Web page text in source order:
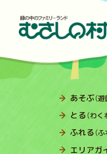
あそぶ（
とる（わ
ふれる（
エリアガ